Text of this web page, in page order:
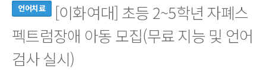
언어치료
[이화여대] 초등 2~5학년 자폐스
펙트럼장애 아동 모집(무료 지능 및 언어
검사 실시)